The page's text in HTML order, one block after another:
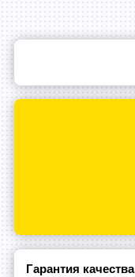
Гарантия качества